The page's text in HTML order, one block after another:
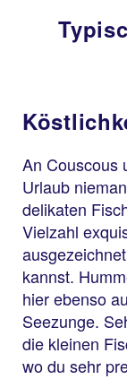
An Couscous
Urlaub
delikaten
Vielzahl
kannst.
hier ebenso
Seezunge.
die kleinen
wo du sehr